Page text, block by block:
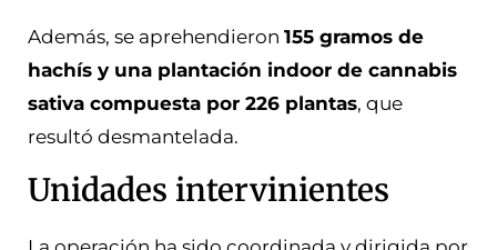
Además, se aprehendieron 155 gramos de
hachís y una plantación indoor de cannabis
sativa compuesta por 226 plantas, que
resultó desmantelada.
Unidades intervinientes